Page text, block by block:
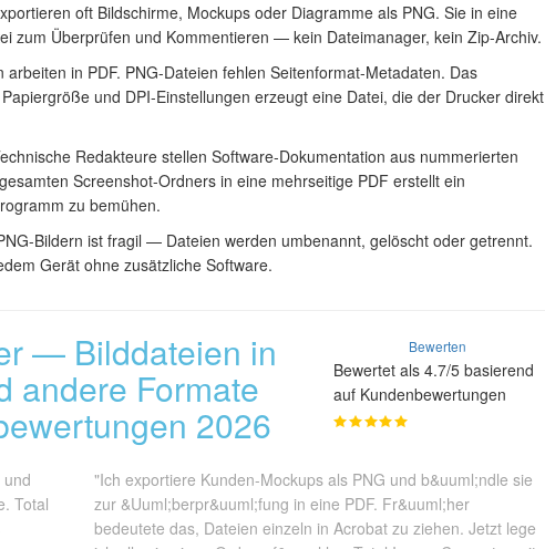
oft Bildschirme, Mockups oder Diagramme als PNG. Sie in eine
zum Überprüfen und Kommentieren — kein Dateimanager, kein Zip-Archiv.
arbeiten in PDF. PNG-Dateien fehlen Seitenformat-Metadaten. Das
und DPI-Einstellungen erzeugt eine Datei, die der Drucker direkt
Redakteure stellen Software-Dokumentation aus nummerierten
Screenshot-Ordners in eine mehrseitige PDF erstellt ein
zu bemühen.
Bildern ist fragil — Dateien werden umbenannt, gelöscht oder getrennt.
Gerät ohne zusätzliche Software.
— Bilddateien in
andere Formate
2026
Bewerten
Bewertet als 4.7/5 basierend
auf Kundenbewertungen
Total
"Ich exportiere Kunden-Mockups als PNG und b&uuml;ndle sie
zur &Uuml;berpr&uuml;fung in eine PDF. Fr&uuml;her
bedeutete das, Dateien einzeln in Acrobat zu ziehen. Jetzt lege